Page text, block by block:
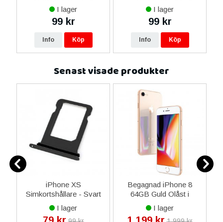
I lager
99 kr
Info Köp
I lager
99 kr
Info Köp
Senast visade produkter
iPhone XS
Simkortshållare - Svart
I lager
79 kr
Begagnad iPhone 8
64GB Guld Olåst i
Toppskick Klass A
I lager
1 199 kr